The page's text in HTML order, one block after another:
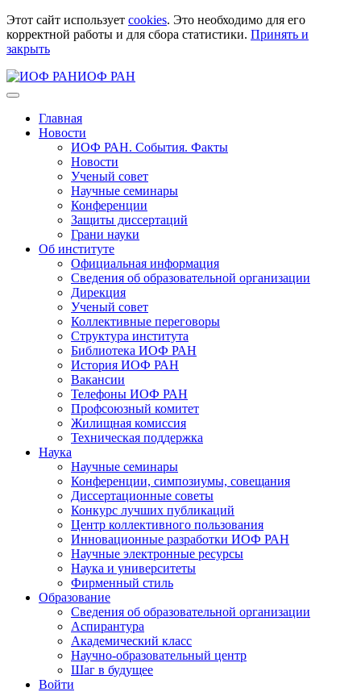
Этот сайт использует cookies. Это необходимо для его
корректной работы и для сбора статистики. Принять и
закрыть
ИОФ РАН
Главная
Новости
ИОФ РАН. События. Факты
Новости
Ученый совет
Научные семинары
Конференции
Защиты диссертаций
Грани науки
Об институте
Официальная информация
Сведения об образовательной организации
Дирекция
Ученый совет
Коллективные переговоры
Структура института
Библиотека ИОФ РАН
История ИОФ РАН
Вакансии
Телефоны ИОФ РАН
Профсоюзный комитет
Жилищная комиссия
Техническая поддержка
Наука
Научные семинары
Конференции, симпозиумы, совещания
Диссертационные советы
Конкурс лучших публикаций
Центр коллективного пользования
Инновационные разработки ИОФ РАН
Научные электронные ресурсы
Наука и университеты
Фирменный стиль
Образование
Сведения об образовательной организации
Аспирантура
Академический класс
Научно-образовательный центр
Шаг в будущее
Войти